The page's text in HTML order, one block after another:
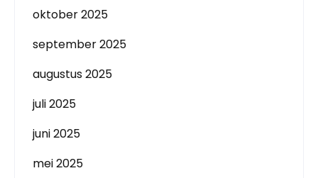
oktober 2025
september 2025
augustus 2025
juli 2025
juni 2025
mei 2025